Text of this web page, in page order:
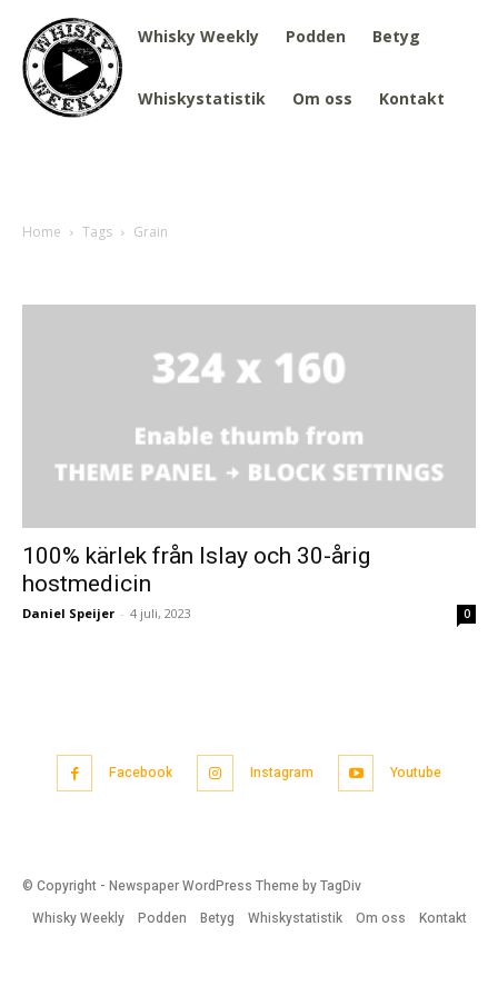
Whisky Weekly Podden Betyg
Whiskystatistik Om oss Kontakt
Home Tags Grain
100% kärlek från Islay och 30-årig
hostmedicin
Daniel Speijer - 4 juli, 2023 0
Facebook Instagram Youtube
© Copyright - Newspaper WordPress Theme by TagDiv
Whisky Weekly
Podden Betyg Whiskystatistik Om oss Kontakt